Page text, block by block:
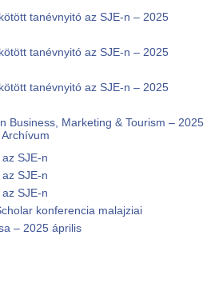
Archívum
tanévnyitó az SJE-n – 2025
tanévnyitó az SJE-n – 2025
tanévnyitó az SJE-n – 2025
Business, Marketing & Tourism – 2025
SJE-n
SJE-n
SJE-n
konferencia malajziai
– 2025 április